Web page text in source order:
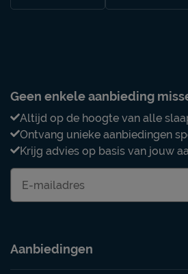
Geen enkele aanbieding
Altijd op de hoogte van alle
Ontvang unieke aanbiedingen
Krijg advies op basis van jouw
Aanbiedingen